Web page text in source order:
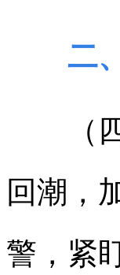
二
（四
回潮，
警，紧